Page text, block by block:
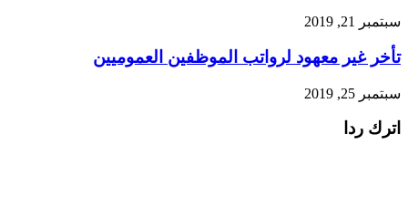
سبتمبر 21, 2019
تأخر غير معهود لرواتب الموظفين العموميين
سبتمبر 25, 2019
اترك ردا